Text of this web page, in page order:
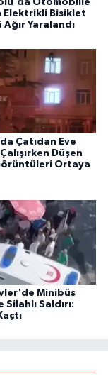
Otomobille
Elektrikli Bisiklet
Ağır Yaralandı
Çatıdan Eve
Düşen
Ortaya
Minibüs
Saldırı: